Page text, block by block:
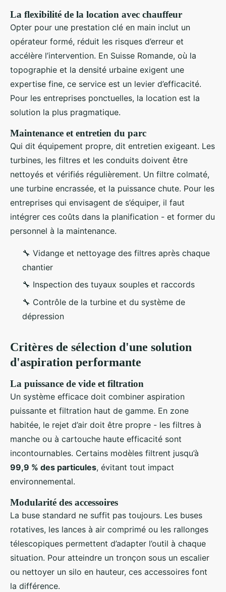
La flexibilité de la location avec chauffeur
Opter pour une prestation clé en main inclut un
opérateur formé, réduit les risques d’erreur et
accélère l’intervention. En Suisse Romande, où la
topographie et la densité urbaine exigent une
expertise fine, ce service est un levier d’efficacité.
Pour les entreprises ponctuelles, la location est la
solution la plus pragmatique.
Maintenance et entretien du parc
Qui dit équipement propre, dit entretien exigeant. Les
turbines, les filtres et les conduits doivent être
nettoyés et vérifiés régulièrement. Un filtre colmaté,
une turbine encrassée, et la puissance chute. Pour les
entreprises qui envisagent de s’équiper, il faut
intégrer ces coûts dans la planification - et former du
personnel à la maintenance.
🔧 Vidange et nettoyage des filtres après chaque
chantier
🔧 Inspection des tuyaux souples et raccords
🔧 Contrôle de la turbine et du système de
dépression
Critères de sélection d'une solution
d'aspiration performante
La puissance de vide et filtration
Un système efficace doit combiner aspiration
puissante et filtration haut de gamme. En zone
habitée, le rejet d’air doit être propre - les filtres à
manche ou à cartouche haute efficacité sont
incontournables. Certains modèles filtrent jusqu’à
99,9 % des particules, évitant tout impact
environnemental.
Modularité des accessoires
La buse standard ne suffit pas toujours. Les buses
rotatives, les lances à air comprimé ou les rallonges
télescopiques permettent d’adapter l’outil à chaque
situation. Pour atteindre un tronçon sous un escalier
ou nettoyer un silo en hauteur, ces accessoires font
la différence.